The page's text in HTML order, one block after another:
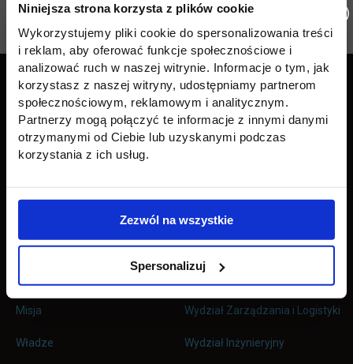
Niniejsza strona korzysta z plików cookie
Wykorzystujemy pliki cookie do spersonalizowania treści
i reklam, aby oferować funkcje społecznościowe i
analizować ruch w naszej witrynie. Informacje o tym, jak
korzystasz z naszej witryny, udostępniamy partnerom
społecznościowym, reklamowym i analitycznym.
Partnerzy mogą połączyć te informacje z innymi danymi
otrzymanymi od Ciebie lub uzyskanymi podczas
korzystania z ich usług.
Zezwól na wszystkie
Spersonalizuj
Pomiń
stopkę
Informacje w stopce
Edukacja
Licencjackie
Inżynierskie
Magisterskie
Student
Wirtualna uczelnia
Dziekanat
Opłaty
Misja
Władze
Kontakt
Wydział Zarządzania i Logistyki
Wydział Inżynieryjny